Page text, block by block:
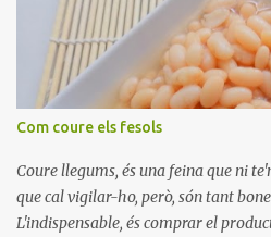
Com coure els fesols
Coure llegums, és una feina que ni
que cal vigilar-ho, però, són tant
L'indispensable, és comprar el